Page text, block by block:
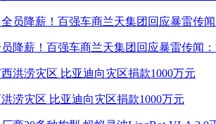
降薪！百强车商兰天集团回应暴雷传闻
涝灾区 比亚迪向灾区捐款1000万元